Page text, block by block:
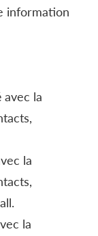
information
la
la
la